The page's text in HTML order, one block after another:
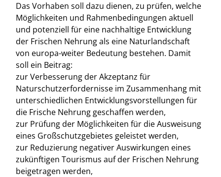
Das Vorhaben soll dazu dienen, zu prüfen, welche
Möglichkeiten und Rahmenbedingungen aktuell
und potenziell für eine nachhaltige Entwicklung
der Frischen Nehrung als eine Naturlandschaft
von europa-weiter Bedeutung bestehen. Damit
soll ein Beitrag:
zur Verbesserung der Akzeptanz für
Naturschutzerfordernisse im Zusammenhang mit
unterschiedlichen Entwicklungsvorstellungen für
die Frische Nehrung geschaffen werden,
zur Prüfung der Möglichkeiten für die Ausweisung
eines Großschutzgebietes geleistet werden,
zur Reduzierung negativer Auswirkungen eines
zukünftigen Tourismus auf der Frischen Nehrung
beigetragen werden,